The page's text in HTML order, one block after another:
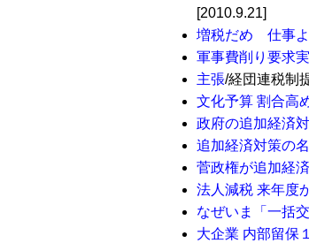
[2010.9.21]
増税だめ 仕事
軍事費削り要求
主張/経団連税制
文化予算 割合高
政府の追加経済
追加経済対策の
菅政権が追加経
法人減税 来年度
なぜいま「一括
大企業 内部留保